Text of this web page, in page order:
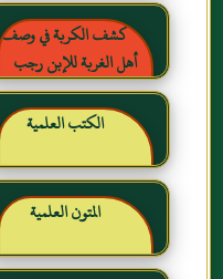
كشف الكربة في وصف
أهل الغربة للإبن رجب
الحنبلي رحمه الله
الكتب العلمية
المتون العلمية